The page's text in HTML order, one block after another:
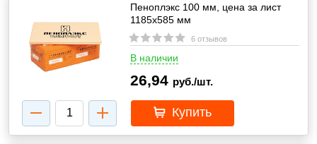
Пеноплэкс 100 мм, цена за лист
1185х585 мм
6 отзывов
В наличии
26,94 руб./шт.
Купить